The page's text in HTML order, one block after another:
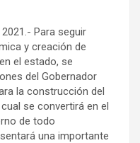
Para seguir
y creación de
el estado, se
del Gobernador
la construcción del
se convertirá en el
de todo
una importante